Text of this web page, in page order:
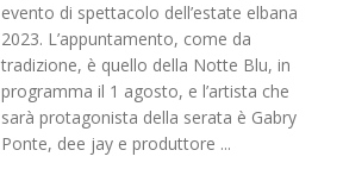
evento di spettacolo dell’estate elbana
2023. L’appuntamento, come da
tradizione, è quello della Notte Blu, in
programma il 1 agosto, e l’artista che
sarà protagonista della serata è Gabry
Ponte, dee jay e produttore ...